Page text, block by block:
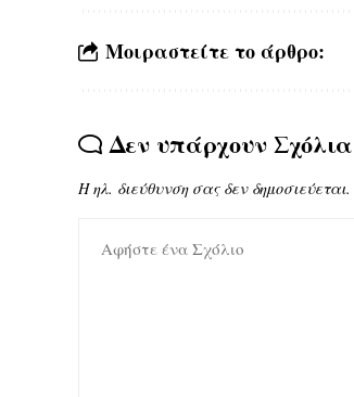
Μοιραστείτε το άρθρο:
Δεν υπάρχουν Σχόλια
Η ηλ. διεύθυνση σας δεν δημοσιεύεται.